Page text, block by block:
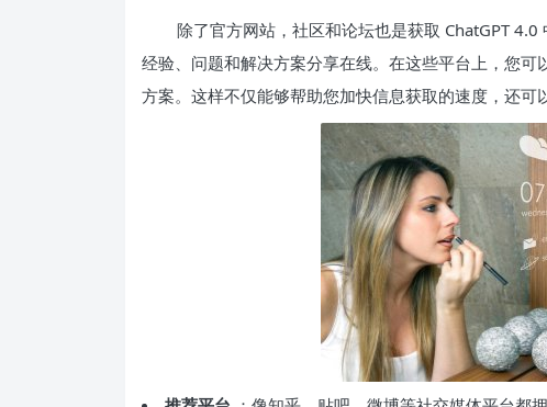
除了官方网站，社区和论坛也是获取 ChatGPT
经验、问题和解决方案分享在线。在这些平台上，您
方案。这样不仅能够帮助您加快信息获取的速度，还可